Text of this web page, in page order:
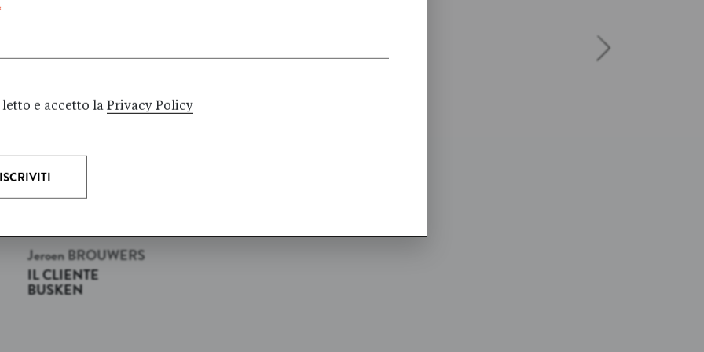
Jeroen BROUWERS
IL CLIENTE
BUSKEN
e accetto la Privacy Policy